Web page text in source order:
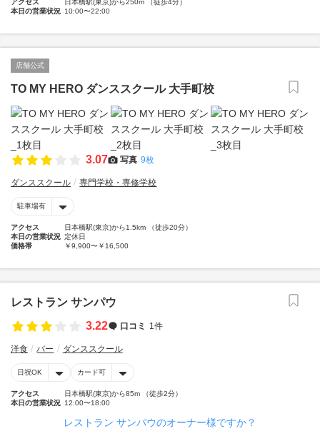
アクセス
日本橋駅(東京)から250m （徒歩4分）
本日の営業状況 10:00〜22:00
店舗公式
TO MY HERO ダンススクール 大手町校
3.07 写真 9枚
ダンススクール 専門学校・専修学校
駐車場有
アクセス
日本橋駅(東京)から1.5km （徒歩20分）
本日の営業状況 定休日
価格帯
￥9,900〜￥16,500
レストラン サンパウ
3.22
口コミ 1件
洋食 バー ダンススクール
日祝OK カード可
アクセス
日本橋駅(東京)から85m （徒歩2分）
本日の営業状況 12:00〜18:00
レストラン サンパウのオーナー様ですか？